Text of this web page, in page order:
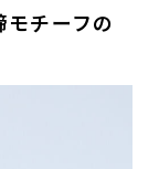
チーフの